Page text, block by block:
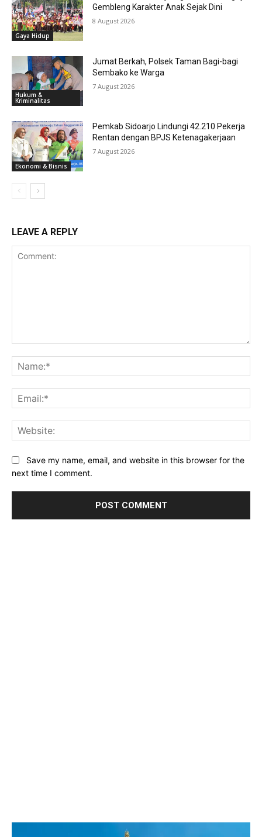
Gaya Hidup
Gembleng Karakter Anak Sejak Dini
8 August 2026
Hukum &
Kriminalitas
Jumat Berkah, Polsek Taman Bagi-bagi
Sembako ke Warga
7 August 2026
Ekonomi & Bisnis
Pemkab Sidoarjo Lindungi 42.210 Pekerja
Rentan dengan BPJS Ketenagakerjaan
7 August 2026
LEAVE A REPLY
Save my name, email, and website in this browser for the
next time I comment.